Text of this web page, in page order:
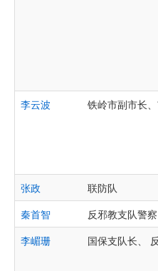
李云波 铁岭市副市长
张政
联防队
秦首智
反邪教支队警察
李嵋珊
国保支队长、